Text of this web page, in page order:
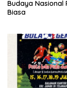
Budaya Nasional
Biasa